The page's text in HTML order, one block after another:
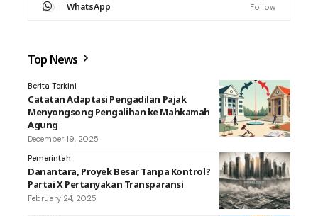
WhatsApp Follow
Top News
Berita Terkini
Catatan Adaptasi Pengadilan Pajak
Menyongsong Pengalihan ke Mahkamah
Agung
December 19, 2025
Pemerintah
Danantara, Proyek Besar Tanpa Kontrol?
Partai X Pertanyakan Transparansi
February 24, 2025